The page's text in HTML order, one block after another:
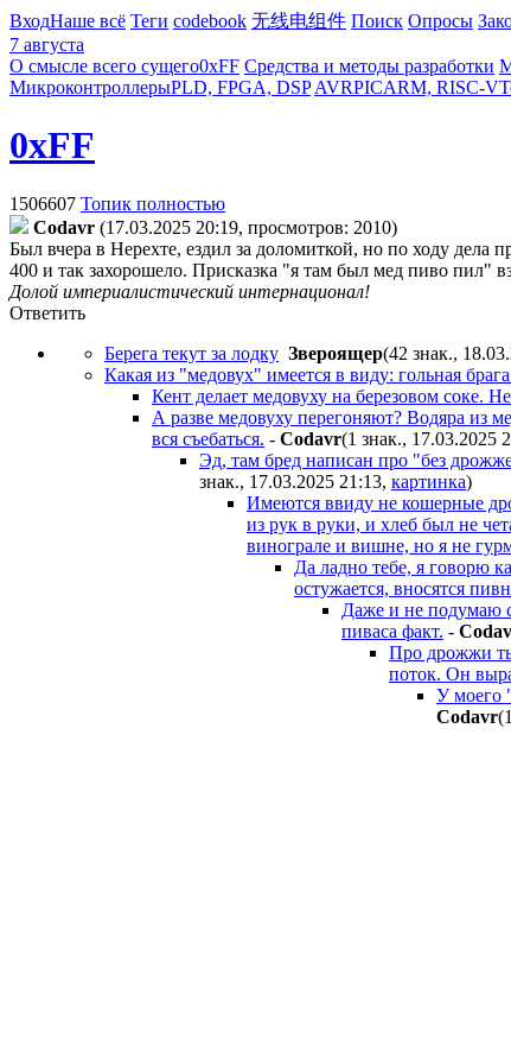
ВходНаше всё Теги codebook 无线电组件 Поиск Опросы
7 августа
О смысле всего сущего0xFF Средства и методы разработки
МикроконтроллерыPLD, FPGA, DSP AVRPICARM, RISC-V
0xFF
1506607 Топик полностью
Codavr (17.03.2025 20:19, просмотров: 2010)
Был вчера в Нерехте, ездил за доломиткой, но по ходу
400 и так захорошело. Присказка "я там был мед пиво пил"
Долой империалистический интернационал!
Ответить
Берега текут за лодку Звepoящep(42 знак.,
Какая из "медовух" имеется в виду: гольная
Кент делает медовуху на березовом соке.
А разве медовуху перегоняют? Водяра из
вся съебаться. - Codavr(1 знак., 17.03.2025
Эд, там бред написан про "без
знак., 17.03.2025 21:13, картинка)
Имеются ввиду не кошерные
из рук в руки, и хлеб был не
винограле и вишне, но я не
Да ладно тебе, я говорю
остужается, вносятся
Даже и не подумаю
пиваса факт. -
Про дрожжи ты
поток. Он
У моего
Codavr